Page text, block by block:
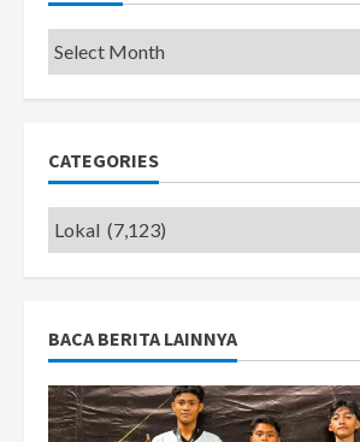
Pemkot
CATEGORIES
Categories
BACA BERITA LAINNYA